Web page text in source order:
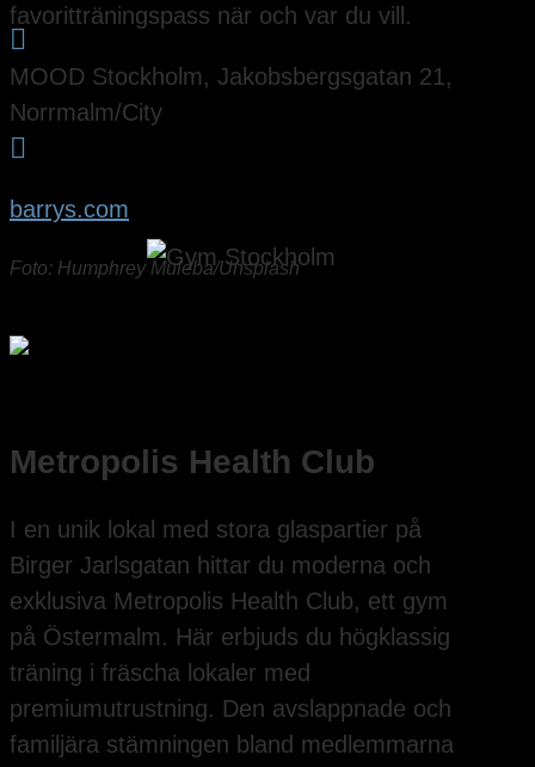
favoritträningspass när och var du vill.

MOOD Stockholm, Jakobsbergsgatan 21,
Norrmalm/City

barrys.com
Foto: Humphrey Muleba/Unsplash
Metropolis Health Club
I en unik lokal med stora glaspartier på
Birger Jarlsgatan hittar du moderna och
exklusiva Metropolis Health Club, ett gym
på Östermalm. Här erbjuds du högklassig
träning i fräscha lokaler med
premiumutrustning. Den avslappnade och
familjära stämningen bland medlemmarna